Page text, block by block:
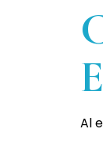
Al